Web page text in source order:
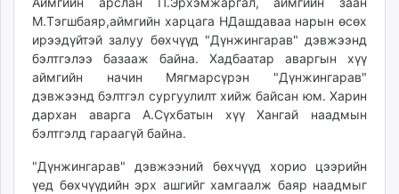
М.Тэгшбаяр,аймгийн харцага НДашдаваа нарын өсөх
ирээдүйтэй залуу бөхчүүд "Дүнжингарав" дэвжээнд
бэлтгэлээ базааж байна. Хадбаатар аваргын хүү
аймгийн начин Мягмарсүрэн "Дүнжингарав"
дэвжээнд бэлтгэл сургуулилт хийж байсан юм. Харин
дархан аварга А.Сүхбатын хүү Хангай наадмын
бэлтгэлд гараагүй байна.
"Дүнжингарав" дэвжээний бөхчүүд хорио цээрийн
үед бөхчүүдийн эрх ашгийг хамгаалж баяр наадмыг